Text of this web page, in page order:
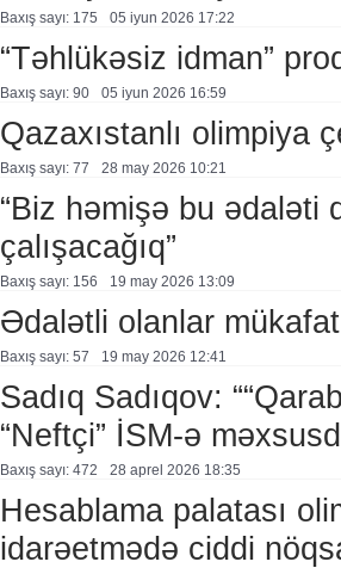
Baxış sayı: 175 05 i̇yun 2026 17:22
“Təhlükəsiz idman”
Baxış sayı: 90 05 i̇yun 2026 16:59
Qazaxıstanlı olimpiya
Baxış sayı: 77 28 may 2026 10:21
“Biz həmişə bu ədaləti
çalışacağıq”
Baxış sayı: 156 19 may 2026 13:09
Ədalətli olanlar
Baxış sayı: 57 19 may 2026 12:41
Sadıq Sadıqov:
“Neftçi” İSM-ə
Baxış sayı: 472 28 aprel 2026 18:35
Hesablama palatası
idarəetmədə ciddi